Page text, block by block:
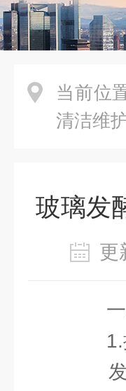
当前位
清洁维
玻璃发
一、
1.排
发